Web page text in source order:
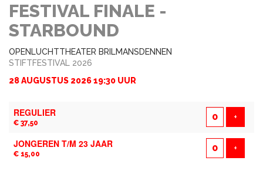
FESTIVAL FINALE -
STARBOUND
OPENLUCHTTHEATER BRILMANSDENNEN
STIFTFESTIVAL 2026
28 AUGUSTUS 2026 19:30 UUR
REGULIER
€ 37,50
+
JONGEREN T/M 23 JAAR
€ 15,00
+